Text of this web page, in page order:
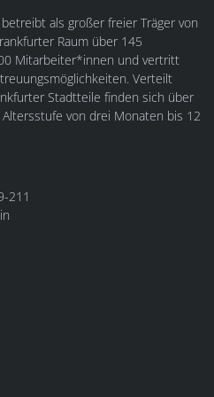
als großer freier Träger von
Raum über 145
Mitarbeiter*innen und vertritt
Verteilt
Stadtteile finden sich über
von drei Monaten bis 12
211